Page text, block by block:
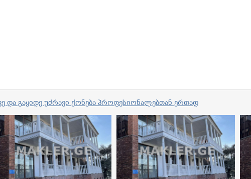
და გაყიდე უძრავი ქონება პროფესიონალებთან ერთად